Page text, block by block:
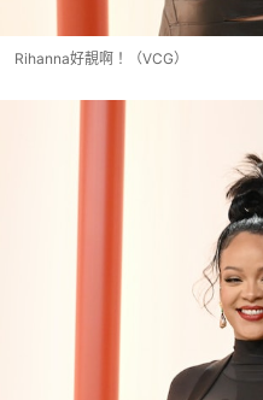
Rihanna好靚啊！（VCG）